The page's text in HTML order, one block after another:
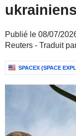
ukrainiens
Publié le 08/07/
Reuters - Traduit
SPACEX (SPACE